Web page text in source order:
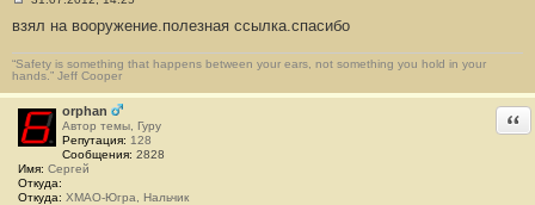
о
б
щ
е
н
и
е
#
1
взял на вооружение.полезная ссылка.спасибо
“Safety is something that happens between your ears, not something you hold in your
hands.” Jeff Cooper
orphan
Автор темы, Гуру
Репутация: 128
Сообщения: 2828
Имя: Сергей
Откуда:
Откуда: ХМАО-Югра, Нальчик